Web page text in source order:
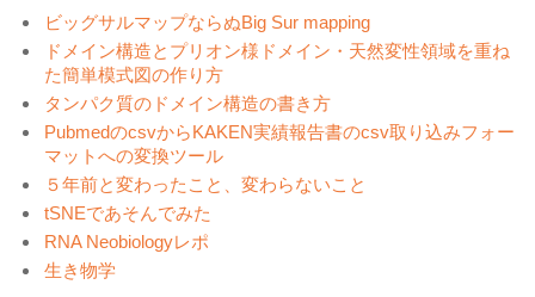
ビッグサルマップならぬBig Sur mapping
ドメイン構造とプリオン様ドメイン・天然変性領域を重ね
た簡単模式図の作り方
タンパク質のドメイン構造の書き方
PubmedのcsvからKAKEN実績報告書のcsv取り込みフォー
マットへの変換ツール
５年前と変わったこと、変わらないこと
tSNEであそんでみた
RNA Neobiologyレポ
生き物学